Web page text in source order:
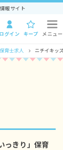
報サイト
ログイン キープ メニュー
育士求人 ニチイキッ
っきり」保育